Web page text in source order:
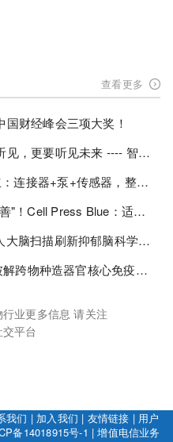
查看更多
财经峰会三项大奖！
【人工耳蜗技术解读】不止听见，更要听见未来 ---- 智能耳蜗，开启人工耳蜗技术新纪元！
官宣 | CPC Biotech正式成立：连接器+泵+传感器，整合生物制药流体管理解决方案！
实锤！蛋白质真不是"多多益善"！Cell Press Blue：适度限蛋白，反而拉长健康寿命！
Nat Mental Health：两万余人大脑扫描刷新抑郁脑科学认知！抑郁不只是情绪病，视觉、运动脑区同步受损！
猪身上长人器官？！Cell：破解跨物种造器官核心免疫关卡！全新异种吞噬机制打通人体器官培育赛道！
业更多信息 请关注
平台
我们 | 加入我们 | 友情链接 | 用户
备14018915号-1 |增值电信业务